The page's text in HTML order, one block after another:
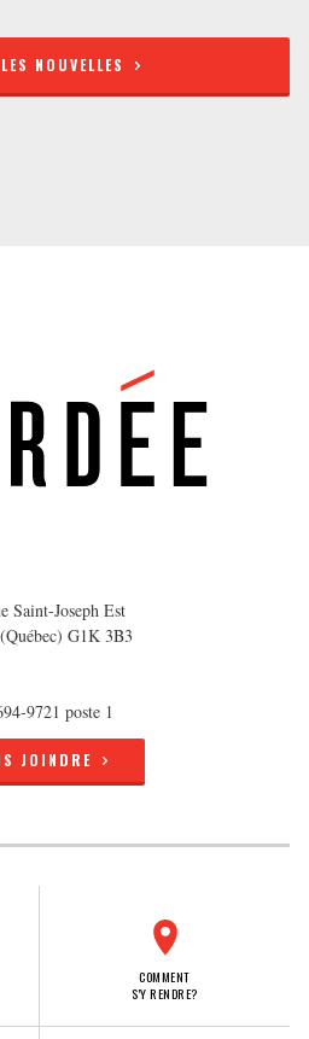
NOUVELLES
Saint-Joseph Est
G1K 3B3
9721 poste 1
JOINDRE
COMMENT
S'Y RENDRE?